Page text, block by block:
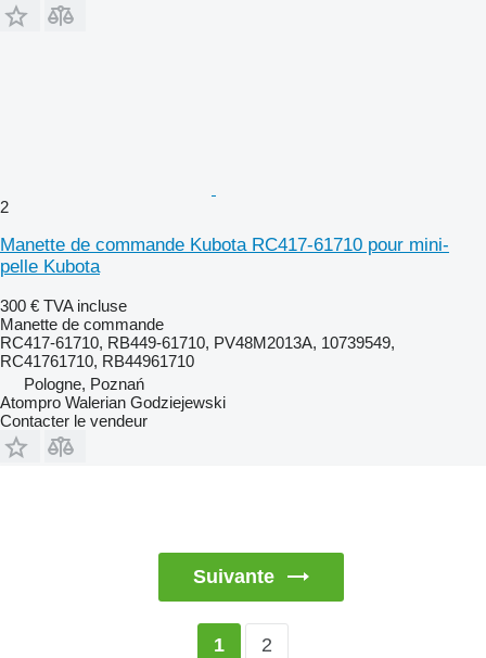
2
Manette de commande Kubota RC417-61710 pour mini-
pelle Kubota
300 € TVA incluse
Manette de commande
RC417-61710, RB449-61710, PV48M2013A, 10739549,
RC41761710, RB44961710
Pologne, Poznań
Atompro Walerian Godziejewski
Contacter le vendeur
Suivante
1 2